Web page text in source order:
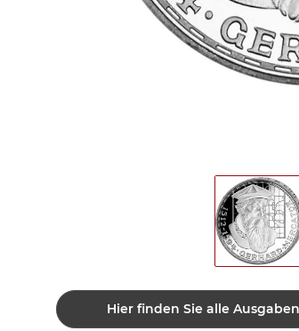
Hier finden Sie alle